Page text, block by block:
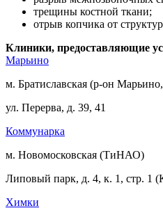
трещины костной ткани;
отрыв копчика от
Клиники, предоставляющие
Марьино
м. Братиславская (р-он
ул. Перерва, д. 39, 41
Коммунарка
м. Новомосковская (ТиНАО)
Липовый парк, д. 4, к. 1, стр. 1
Химки